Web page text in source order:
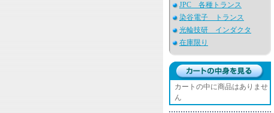
JPC 各種トランス
染谷電子 トランス
光輪技研 インダクタ
在庫限り
カートの中に商品はありませ
ん